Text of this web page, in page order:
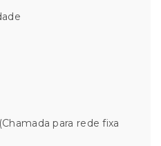
para rede fixa